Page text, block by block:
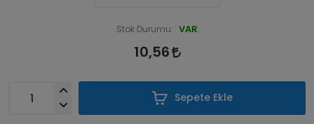
Stok Durumu: VAR
10,56
Sepete Ekle